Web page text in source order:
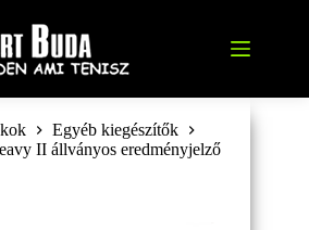
Egyéb kiegészítők
II állványos eredményjelző